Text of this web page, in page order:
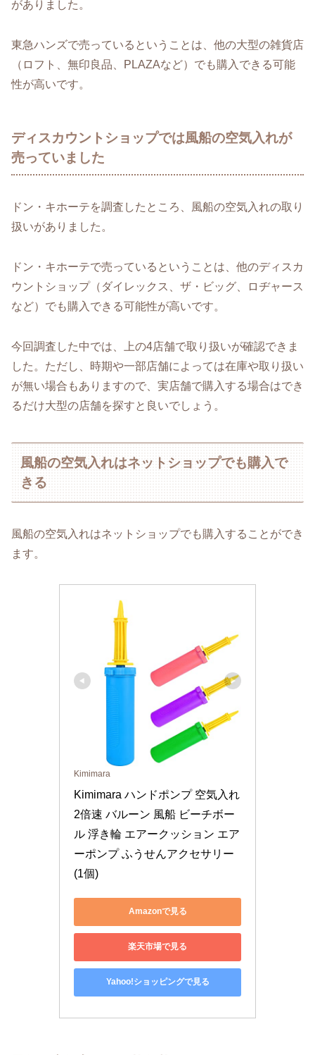
がありました。
東急ハンズで売っているということは、他の大型の雑貨店
（ロフト、無印良品、PLAZAなど）でも購入できる可能
性が高いです。
ディスカウントショップでは風船の空気入れが
売っていました
ドン・キホーテを調査したところ、風船の空気入れの取り
扱いがありました。
ドン・キホーテで売っているということは、他のディスカ
ウントショップ（ダイレックス、ザ・ビッグ、ロヂャース
など）でも購入できる可能性が高いです。
今回調査した中では、上の4店舗で取り扱いが確認できま
した。ただし、時期や一部店舗によっては在庫や取り扱い
が無い場合もありますので、実店舗で購入する場合はでき
るだけ大型の店舗を探すと良いでしょう。
風船の空気入れはネットショップでも購入で
きる
風船の空気入れはネットショップでも購入することができ
ます。
Kimimara
Kimimara ハンドポンプ 空気入れ
2倍速 バルーン 風船 ビーチボー
ル 浮き輪 エアークッション エア
ーポンプ ふうせんアクセサリー
(1個)
Amazonで見る
楽天市場で見る
Yahoo!ショッピングで見る